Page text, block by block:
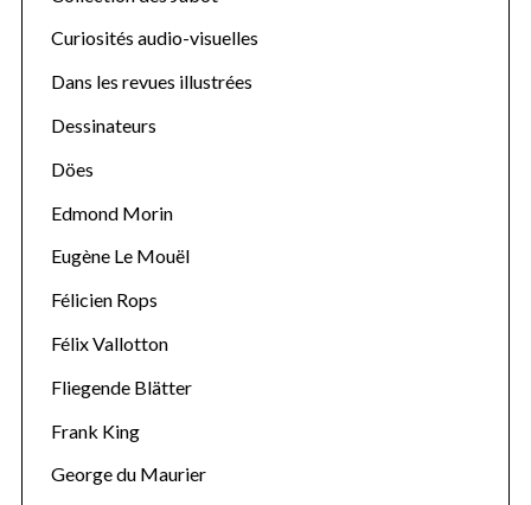
Curiosités audio-visuelles
Dans les revues illustrées
Dessinateurs
Döes
Edmond Morin
Eugène Le Mouël
Félicien Rops
Félix Vallotton
Fliegende Blätter
Frank King
George du Maurier
f
o
: